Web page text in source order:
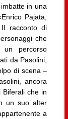
in una
Pajata,
Il racconto di
che
un percorso
da Pasolini,
di scena –
ancora
che in
un suo alter
a